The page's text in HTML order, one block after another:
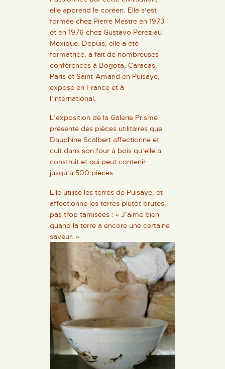
elle apprend le coréen. Elle s’est
formée chez Pierre Mestre en 1973
et en 1976 chez Gustavo Perez au
Mexique. Depuis, elle a été
formatrice, a fait de nombreuses
conférences à Bogota, Caracas,
Paris et Saint-Amand en Puisaye,
expose en France et à
l’international.
L’exposition de la Galerie Prisme
présente des pièces utilitaires que
Dauphine Scalbert affectionne et
cuit dans son four à bois qu’elle a
construit et qui peut contenir
jusqu’à 500 pièces.
Elle utilise les terres de Puisaye, et
affectionne les terres plutôt brutes,
pas trop tamisées : « J’aime bien
quand la terre a encore une certaine
saveur. »